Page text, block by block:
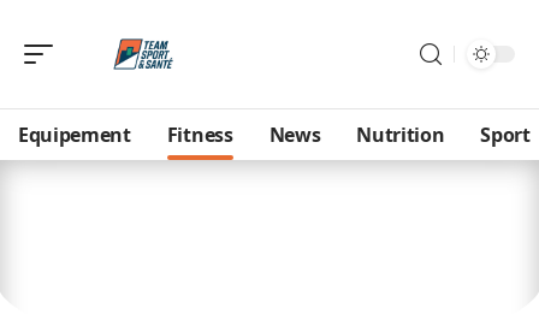
Equipement Fitness News Nutrition Sport